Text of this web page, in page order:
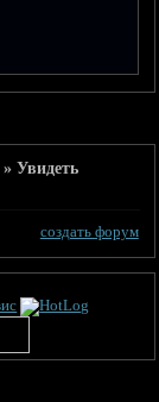
»Увидеть
создать форум